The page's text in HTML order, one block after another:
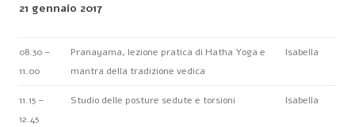
21 gennaio 2017
08.30 –
11.00
Pranayama, lezione pratica di Hatha Yoga e
mantra della tradizione vedica
Isabella
11.15 –
12.45
Studio delle posture sedute e torsioni Isabella